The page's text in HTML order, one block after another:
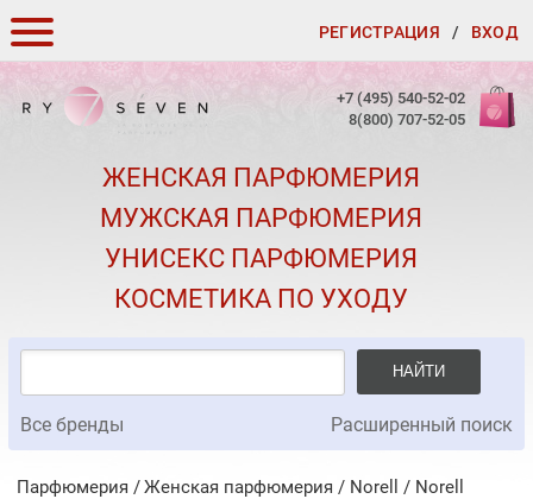
РЕГИСТРАЦИЯ / ВХОД
КАК ЗАКАЗАТЬ
СКИДКИ
КОНТАКТЫ
О КАЧЕСТВЕ
ПОДАРКИ К ЗАКАЗАМ
+7 (495) 540-52-02
8(800) 707-52-05
ЖЕНСКАЯ ПАРФЮМЕРИЯ
МУЖСКАЯ ПАРФЮМЕРИЯ
УНИСЕКС ПАРФЮМЕРИЯ
КОСМЕТИКА ПО УХОДУ
НАЙТИ
Все бренды Расширенный поиск
Парфюмерия Женская парфюмерия / Norell / Norell